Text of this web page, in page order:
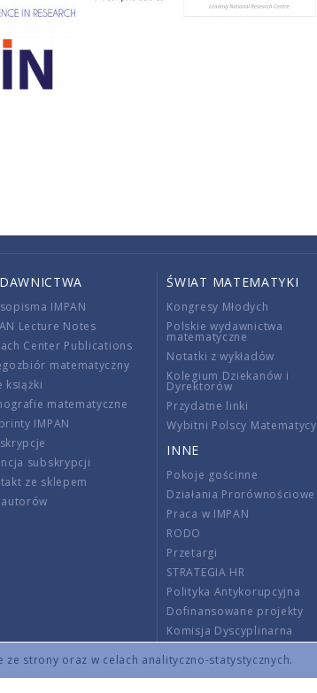
strony oraz w celach analityczno-statystycznych.
IMPAN
Lecture Notes
Center Publications
matematyczny
książki
matematyczne
IMPAN
subskrypcji
ze sklepem
ŚWIAT MATEMATYKI
Kongresy Młodych
Polskie wydawnictwa
matematyczne
Notatki z wykładów
Kolegium Dziekanów i
Dyrektorów
Przydatne linki
Wybitni Polscy Matematycy
INNE
Pokoje gościnne
Działania Prorównościowe
Praca w IMPAN
RODO
Przetargi
STRATEGIA HR
Polityka Antykorupcyjna
Dofinansowane projekty
Komisja Dyscyplinarna
Wnoszenie opłat